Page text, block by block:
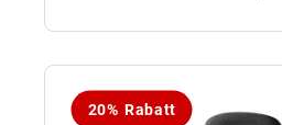
20% Rabatt